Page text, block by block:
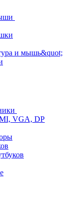
и мышь&quot;
VGA, DP